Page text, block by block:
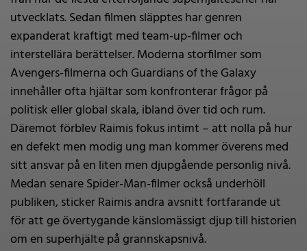
utvecklats. Sedan filmen släpptes har genren
expanderat kraftigt med team-up-filmer och
interstellära berättelser. Moderna storfilmer som
Avengers-filmerna och Guardians of the Galaxy
innehåller ofta hjältar som konfronterar frågor på
politisk eller global skala, ibland över tid och rum.
Däremot förblev Raimis fokus intimt – att nolla på hur
en defekt men modig ung man kommer överens med
sitt ansvar på en liten men djupgående personlig nivå.
Medan senare Spider-Man-filmer också underhöll
publiken, sticker Raimis andra avsnitt fortfarande ut
för att ge övertygande känslomässigt djup till historien
om en superhjälte på grannskapsnivå.